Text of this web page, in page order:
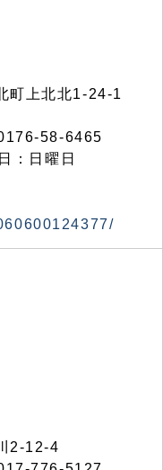
町上北北1-24-1
58-6465
：日曜日
2-12-4